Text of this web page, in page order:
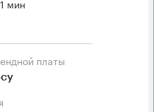
мин
платы